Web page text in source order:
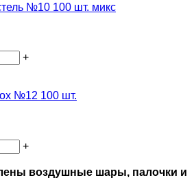
№10 100 шт. микс
+
№12 100 шт.
+
воздушные шары, палочки и